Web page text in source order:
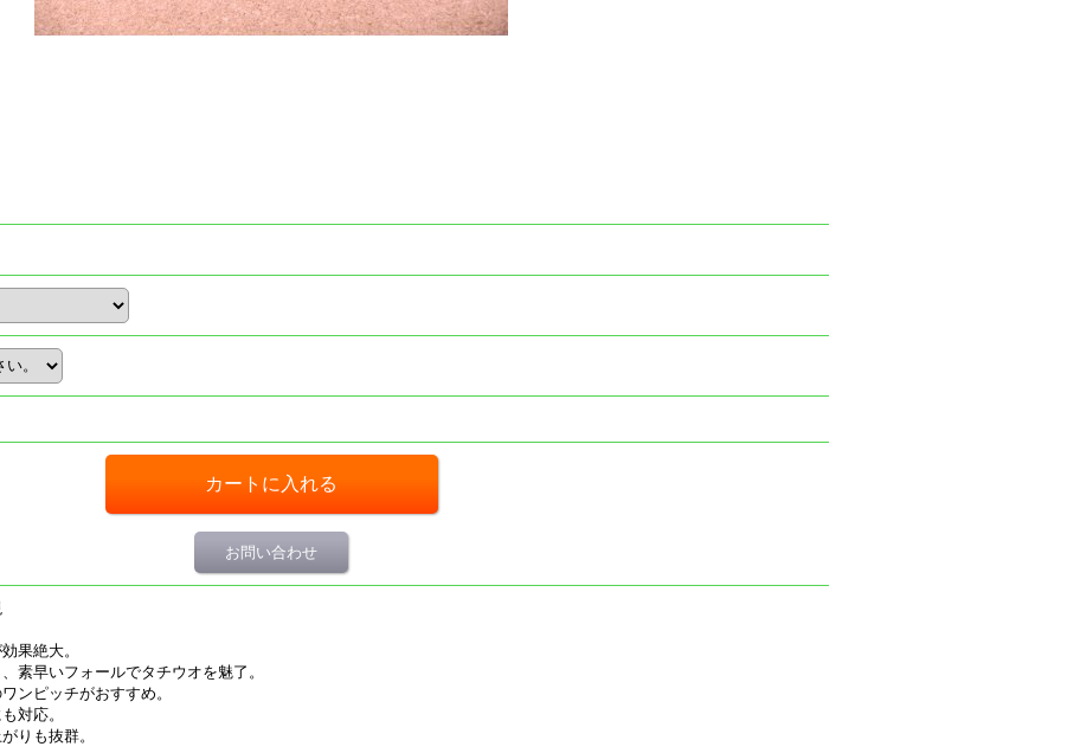
お問い合わせ
果絶大。
素早いフォールでタチウオを魅了。
ンピッチがおすすめ。
対応。
りも抜群。